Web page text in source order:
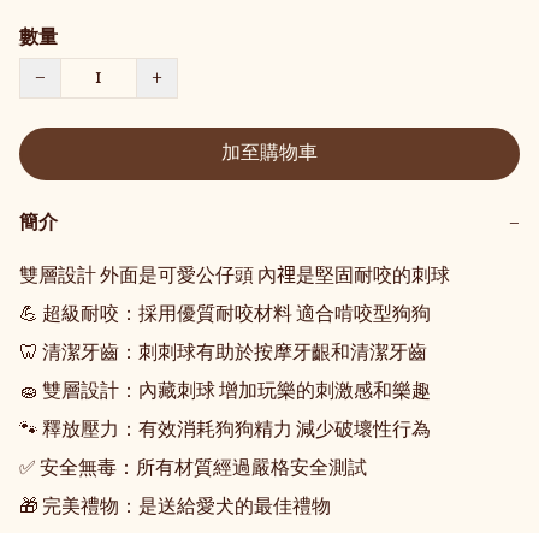
數量
−
+
加至購物車
簡介
−
雙層設計 外面是可愛公仔頭 內𥚃是堅固耐咬的刺球
💪 超級耐咬：採用優質耐咬材料 適合啃咬型狗狗
🦷 清潔牙齒：刺刺球有助於按摩牙齦和清潔牙齒
🧽 雙層設計：內藏刺球 增加玩樂的刺激感和樂趣
🐾 釋放壓力：有效消耗狗狗精力 減少破壞性行為
✅ 安全無毒：所有材質經過嚴格安全測試
🎁 完美禮物：是送給愛犬的最佳禮物